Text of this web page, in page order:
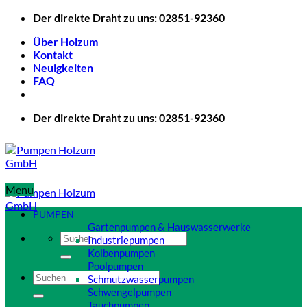
Zum
springen
Der direkte Draht zu uns: 02851-92360
Über Holzum
Kontakt
Neuigkeiten
FAQ
Der direkte Draht zu uns: 02851-92360
Suchen
nach:
Suchen
nach:
Menu
PUMPEN
Gartenpumpen & Hauswasserwerke
Industriepumpen
Kolbenpumpen
Poolpumpen
Schmutzwasserpumpen
Schwengelpumpen